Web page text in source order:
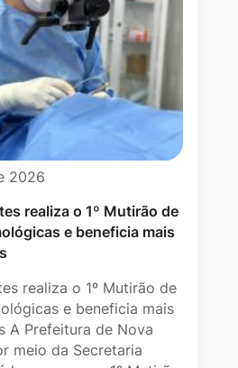
2026
realiza o 1º Mutirão de
e beneficia mais
realiza o 1º Mutirão de
e beneficia mais
A Prefeitura de Nova
meio da Secretaria